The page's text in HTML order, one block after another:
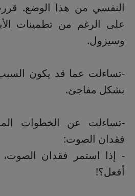
النفسي من هذا الوضع.
على الرغم من تطمينات
وسيزول.
-تساءلت عما قد يكون
بشكل مفاجئ.
-تساءلت عن الخطوات
فقدان الصوت:
- إذا استمر فقدان
أفعل؟!